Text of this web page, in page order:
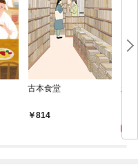
古本食堂
814
新